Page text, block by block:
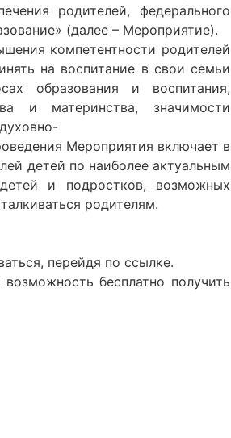
родителей, федерального
(далее – Мероприятие).
компетентности родителей
на воспитание в свои семьи
образования и воспитания,
и материнства, значимости
Мероприятия включает в
детей по наиболее актуальным
и подростков, возможных
родителям.
перейдя по ссылке.
бесплатно получить